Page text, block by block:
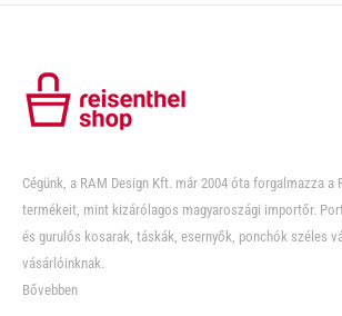
Cégünk, a RAM Design Kft. már 2004 óta forgalmazza a
termékeit, mint kizárólagos magyaroszági importőr.
és gurulós kosarak, táskák, esernyők, ponchók széles
vásárlóinknak.
Bővebben